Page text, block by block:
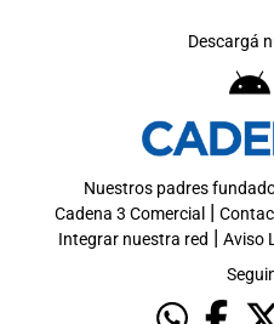
Descargá
Nuestros padres
Cadena 3 Comercial |
Integrar nuestra red | Aviso